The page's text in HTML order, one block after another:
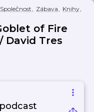
Společnost, Zábava, Knihy,
of Fire
David Tres